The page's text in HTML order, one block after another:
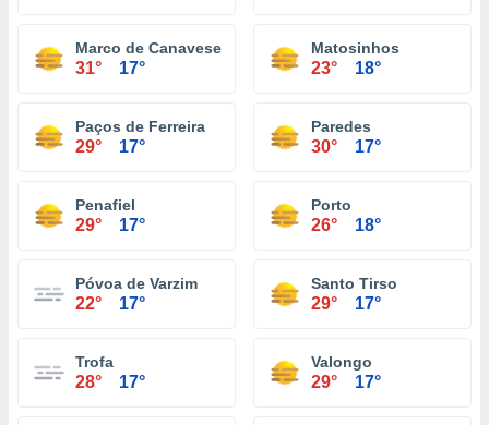
Marco de Canaveses
31° 17°
Matosinhos
23° 18°
Paços de Ferreira
29° 17°
Paredes
30° 17°
Penafiel
29° 17°
Porto
26° 18°
Póvoa de Varzim
22° 17°
Santo Tirso
29° 17°
Trofa
28° 17°
Valongo
29° 17°